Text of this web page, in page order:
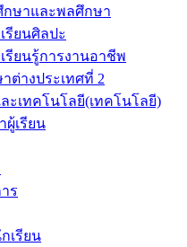
ษาและพลศึกษา
รียนศิลปะ
รียนรู้การงานอาชีพ
ต่างประเทศที่ 2
ะเทคโนโลยี(เทคโนโลยี)
เรียน
ร
เรียน